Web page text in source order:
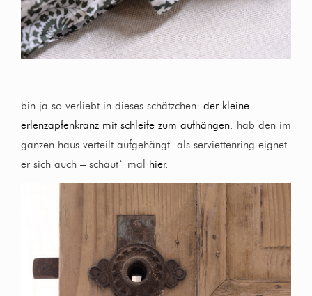
bin ja so verliebt in dieses schätzchen: der kleine
erlenzapfenkranz mit schleife zum aufhängen . hab den im
ganzen haus verteilt aufgehängt. als serviettenring eignet
er sich auch – schaut` mal
hier.